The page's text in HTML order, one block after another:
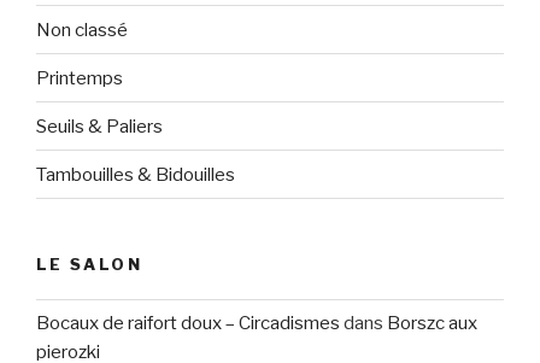
Non classé
Printemps
Seuils & Paliers
Tambouilles & Bidouilles
LE SALON
Bocaux de raifort doux – Circadismes dans Borszc aux
pierozki